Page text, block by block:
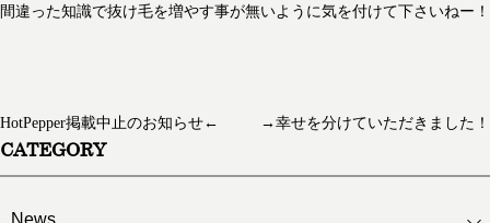
間違った知識で抜け毛を増やす事が無いように気を付けて下さいねー！
HotPepper掲載中止のお知らせ← →幸せを分けていただきました！
CATEGORY